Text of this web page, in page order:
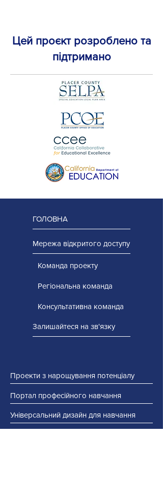
Цей проєкт розроблено та
підтримано
ГОЛОВНА
Мережа відкритого доступу
Команда проекту
Регіональна команда
Консультативна команда
Залишайтеся на зв'язку
Проекти з нарощування потенціалу
Портал професійного навчання
Універсальний дизайн для навчання